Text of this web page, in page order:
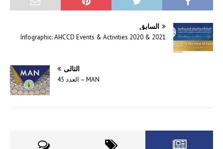
السابق
Infographic: AHCCD Events & Activities 2020 & 2021
التالي
MAN – العدد 45